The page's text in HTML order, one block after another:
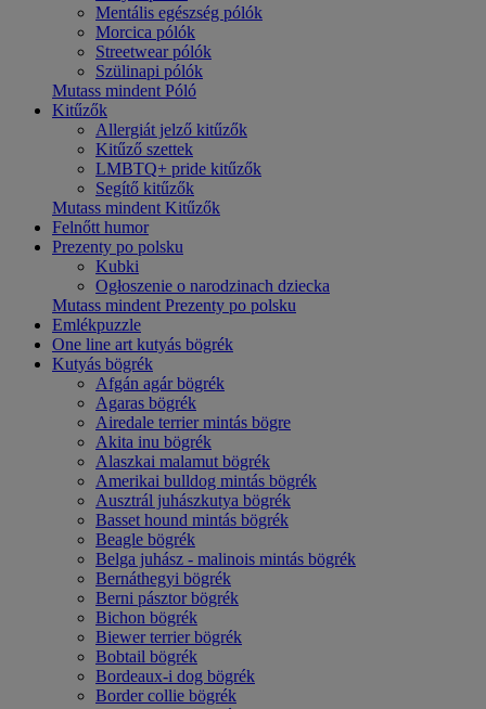
Mentális egészség pólók
Morcica pólók
Streetwear pólók
Szülinapi pólók
Mutass mindent Póló
Kitűzők
Allergiát jelző kitűzők
Kitűző szettek
LMBTQ+ pride kitűzők
Segítő kitűzők
Mutass mindent Kitűzők
Felnőtt humor
Prezenty po polsku
Kubki
Ogłoszenie o narodzinach dziecka
Mutass mindent Prezenty po polsku
Emlékpuzzle
One line art kutyás bögrék
Kutyás bögrék
Afgán agár bögrék
Agaras bögrék
Airedale terrier mintás bögre
Akita inu bögrék
Alaszkai malamut bögrék
Amerikai bulldog mintás bögrék
Ausztrál juhászkutya bögrék
Basset hound mintás bögrék
Beagle bögrék
Belga juhász - malinois mintás bögrék
Bernáthegyi bögrék
Berni pásztor bögrék
Bichon bögrék
Biewer terrier bögrék
Bobtail bögrék
Bordeaux-i dog bögrék
Border collie bögrék